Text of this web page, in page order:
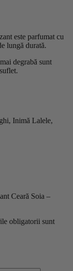
este parfumat cu
lungă durată.
degrabă sunt
Inimă Lalele,
Ceară Soia –
obligatorii sunt